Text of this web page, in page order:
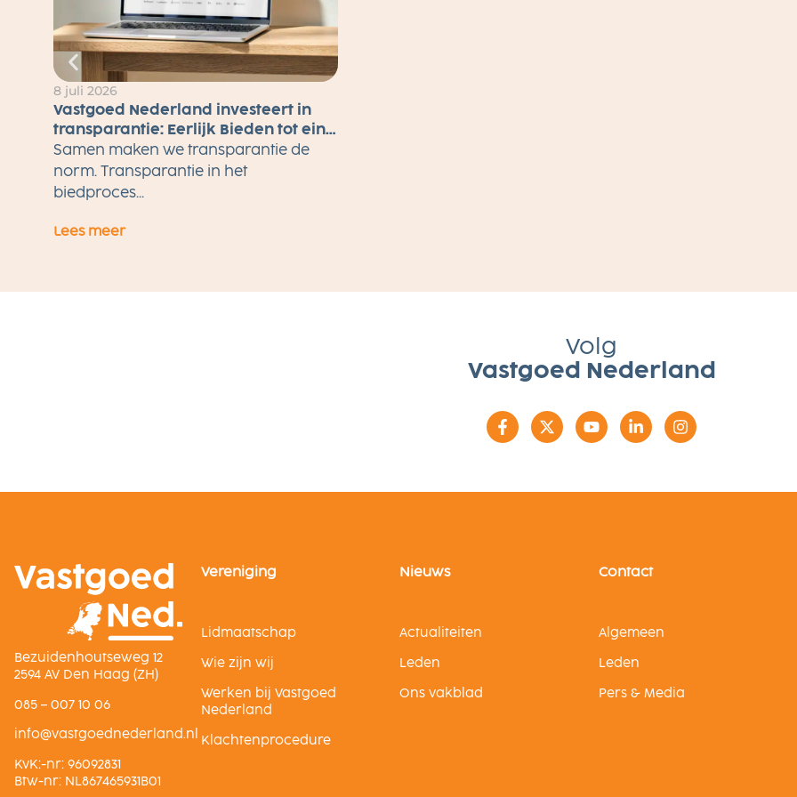
8 juli 2026
Vastgoed Nederland investeert in
transparantie: Eerlijk Bieden tot eind
2026 gratis voor alle makelaars
Samen maken we transparantie de
norm. Transparantie in het
biedproces...
Lees meer
Volg
Vastgoed Nederland
Bezuidenhoutseweg 12
2594 AV Den Haag (ZH)
085 – 007 10 06
ln.dnalredendeogtsav@ofni
KvK:-nr: 96092831
Btw-nr: NL867465931B01
Vereniging
Lidmaatschap
Wie zijn wij
Werken bij Vastgoed
Nederland
Klachtenprocedure
Nieuws
Actualiteiten
Leden
Ons vakblad
Contact
Algemeen
Leden
Pers & Media